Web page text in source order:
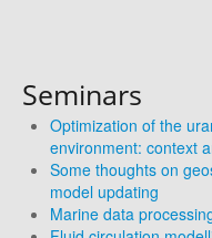
Seminars
Optimization of the
environment: context
Some thoughts on
model updating
Marine data